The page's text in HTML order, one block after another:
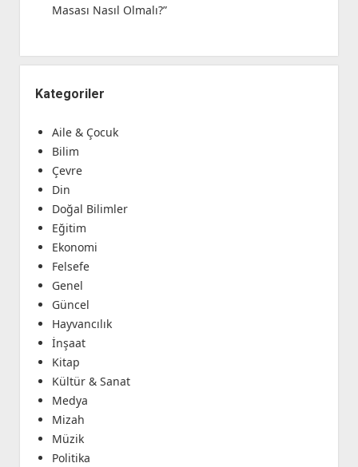
Masası Nasıl Olmalı?”
Kategoriler
Aile & Çocuk
Bilim
Çevre
Din
Doğal Bilimler
Eğitim
Ekonomi
Felsefe
Genel
Güncel
Hayvancılık
İnşaat
Kitap
Kültür & Sanat
Medya
Mizah
Müzik
Politika